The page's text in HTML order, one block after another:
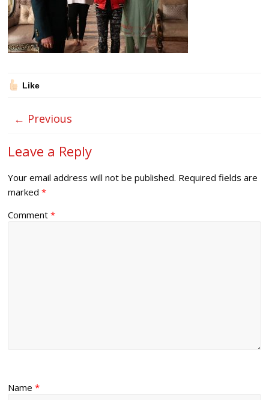
Like
← Previous
Leave a Reply
Your email address will not be published. Required fields are
marked*
Comment*
Name*